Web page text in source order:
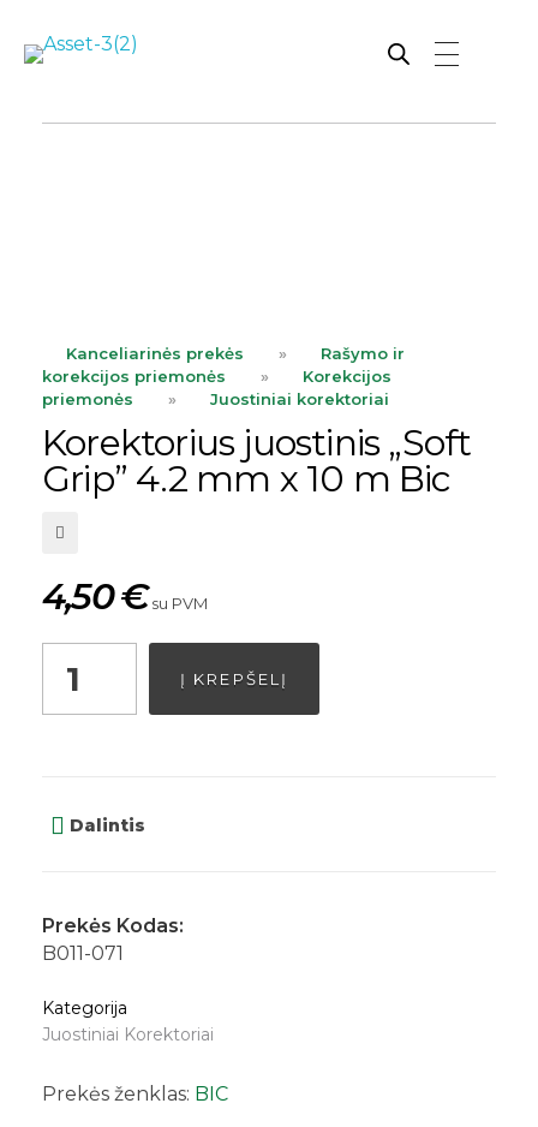
Kanceliarinės prekės »
Rašymo ir
korekcijos priemonės
»
Korekcijos
priemonės
» Juostiniai korektoriai
Korektorius juostinis „Soft
Grip” 4.2 mm x 10 m Bic
4,50€ su PVM
Į KREPŠELĮ
Dalintis
Prekės Kodas:
B011-071
Kategorija
Juostiniai Korektoriai
Prekės ženklas: BIC